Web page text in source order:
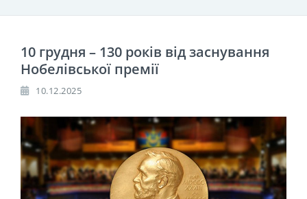
10 грудня – 130 років від заснування
Нобелівської премії
10.12.2025